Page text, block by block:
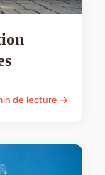
de lecture →